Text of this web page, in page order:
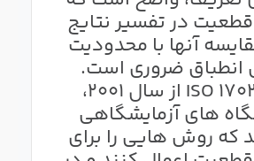
قطعیت در تفسیر نتایج
آنها با محدودیت
انطباق ضروری است.
بنابراین، ISO 17025 از سال 2001،
های آزمایشگاهی
که روش هایی را برای